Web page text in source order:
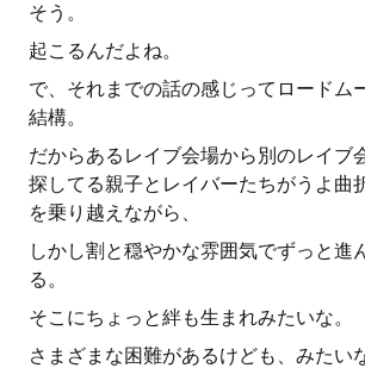
そう。
起こるんだよね。
で、それまでの話の感じってロードム
結構。
だからあるレイブ会場から別のレイブ
探してる親子とレイバーたちがうよ曲
を乗り越えながら、
しかし割と穏やかな雰囲気でずっと進
る。
そこにちょっと絆も生まれみたいな。
さまざまな困難があるけども、みたい